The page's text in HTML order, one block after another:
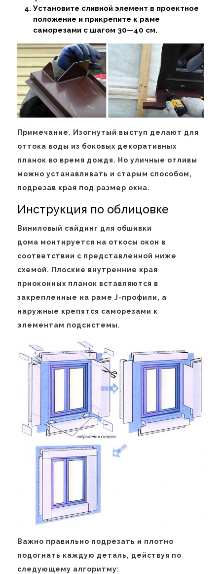
Установите сливной элемент в проектное
положение и прикрепите к раме
саморезами с шагом 30—40 см.
Примечание. Изогнутый выступ делают для
оттока воды из боковых декоративных
планок во время дождя. Но уличные отливы
можно устанавливать и старым способом,
подрезав края под размер окна.
Инструкция по облицовке
Виниловый сайдинг для обшивки
дома монтируется на откосы окон в
соответствии с представленной ниже
схемой. Плоские внутренние края
приоконных планок вставляются в
закрепленные на раме J-профили, а
наружные крепятся саморезами к
элементам подсистемы.
Важно правильно подрезать и плотно
подогнать каждую деталь, действуя по
следующему алгоритму: